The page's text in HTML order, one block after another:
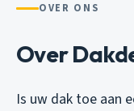
OVER ONS
Over
Is uw dak toe aan